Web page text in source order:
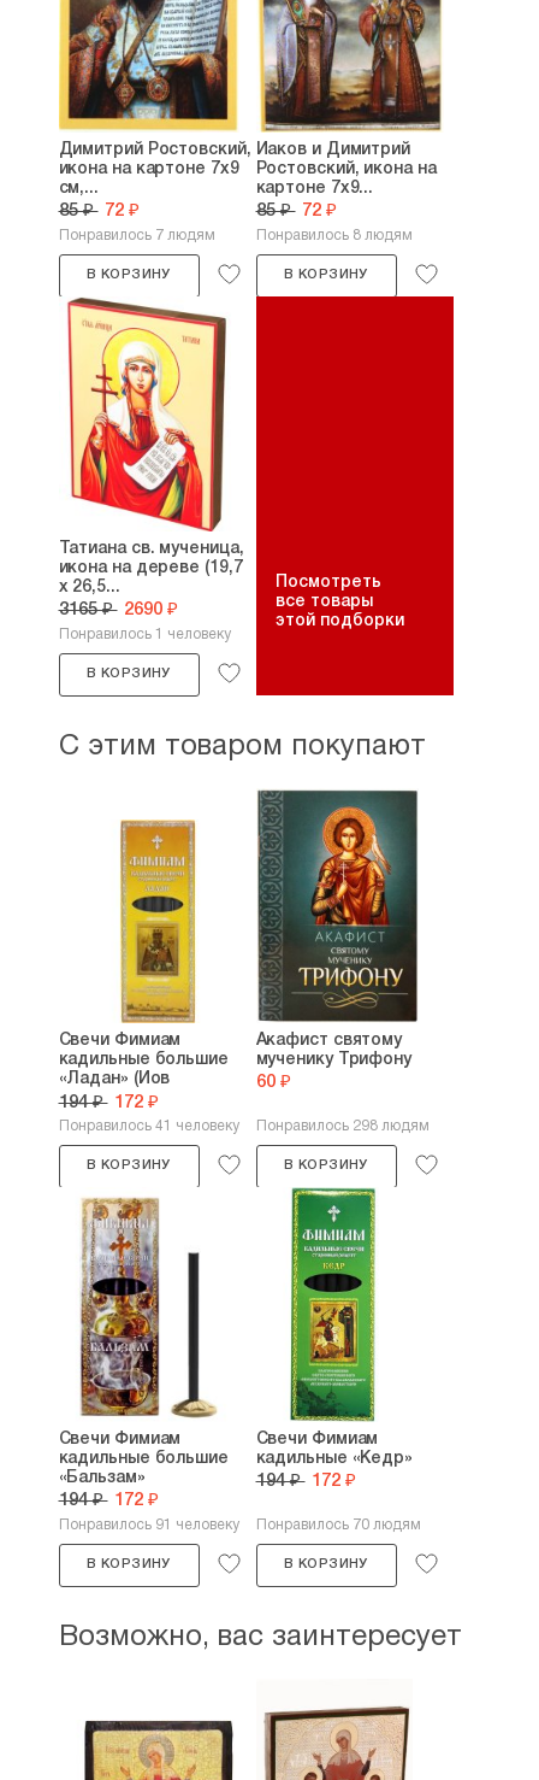
Димитрий Ростовский,
икона на картоне 7х9
см,...
85 ₽ 72 ₽
Понравилось 7 людям
В КОРЗИНУ
Иаков и Димитрий
Ростовский, икона на
картоне 7х9...
85 ₽ 72 ₽
Понравилось 8 людям
В КОРЗИНУ
Татиана св. мученица,
икона на дереве (19,7
х 26,5...
3165 ₽ 2690 ₽
Понравилось 1 человеку
В КОРЗИНУ
Посмотреть
все товары
этой подборки
С этим товаром покупают
Свечи Фимиам
кадильные большие
«Ладан» (Иов
патриарх...
194 ₽ 172 ₽
Понравилось 41 человеку
В КОРЗИНУ
Акафист святому
мученику Трифону
60 ₽
Понравилось 298 людям
В КОРЗИНУ
Свечи Фимиам
кадильные большие
«Бальзам»
194 ₽ 172 ₽
Понравилось 91 человеку
В КОРЗИНУ
Свечи Фимиам
кадильные «Кедр»
194 ₽ 172 ₽
Понравилось 70 людям
В КОРЗИНУ
Возможно, вас заинтересует